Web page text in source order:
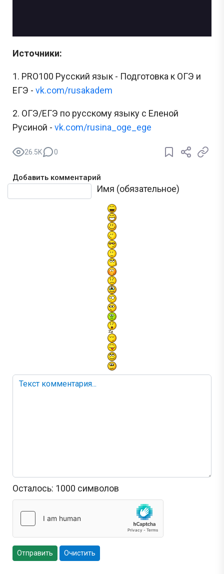
Источники:
1. PRO100 Русский язык - Подготовка к ОГЭ и
ЕГЭ - vk.com/rusakadem
2. ОГЭ/ЕГЭ по русскому языку с Еленой
Русиной - vk.com/rusina_oge_ege
26.5K 0
Добавить комментарий
Имя (обязательное)
Текст комментария
Осталось: 1000 символов
Отправить Очистить